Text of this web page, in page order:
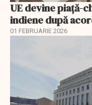
UE devine piață-
indiene după
01 FEBRUARIE 2026